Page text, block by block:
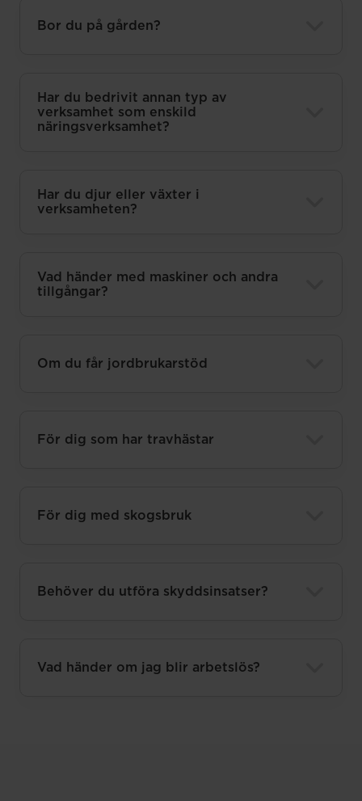
Bor du på gården?
Har du bedrivit annan typ av
verksamhet som enskild
näringsverksamhet?
Har du djur eller växter i
verksamheten?
Vad händer med maskiner och andra
tillgångar?
Om du får jordbrukarstöd
För dig som har travhästar
För dig med skogsbruk
Behöver du utföra skyddsinsatser?
Vad händer om jag blir arbetslös?